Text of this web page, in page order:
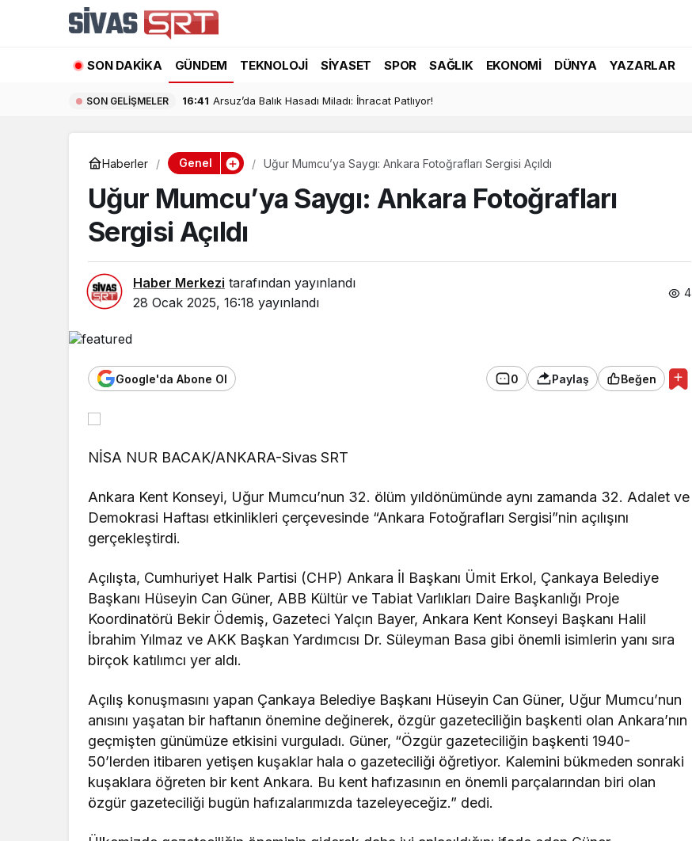
SON DAKIKA GÜNDEM TEKNOLOJI SIYASET SPOR SAĞLIK EKONOMI DÜNYA YAZARLAR
SON GELIŞMELER 16:41 Arsuz’da Balık Hasadı Miladı: İhracat Patlıyor!
Haberler Genel Uğur Mumcu’ya Saygı: Ankara Fotoğrafları Sergisi Açıldı
Uğur Mumcu’ya Saygı: Ankara Fotoğrafları
Sergisi Açıldı
Haber Merkezi tarafından yayınlandı
28 Ocak 2025, 16:18 yayınlandı
4
Google'da Abone Ol 0 Paylaş Beğen
NİSA NUR BACAK/ANKARA-Sivas SRT
Ankara Kent Konseyi, Uğur Mumcu’nun 32. ölüm yıldönümünde aynı zamanda 32. Adalet ve
Demokrasi Haftası etkinlikleri çerçevesinde “Ankara Fotoğrafları Sergisi”nin açılışını
gerçekleştirdi.
Açılışta, Cumhuriyet Halk Partisi (CHP) Ankara İl Başkanı Ümit Erkol, Çankaya Belediye
Başkanı Hüseyin Can Güner, ABB Kültür ve Tabiat Varlıkları Daire Başkanlığı Proje
Koordinatörü Bekir Ödemiş, Gazeteci Yalçın Bayer, Ankara Kent Konseyi Başkanı Halil
İbrahim Yılmaz ve AKK Başkan Yardımcısı Dr. Süleyman Basa gibi önemli isimlerin yanı sıra
birçok katılımcı yer aldı.
Açılış konuşmasını yapan Çankaya Belediye Başkanı Hüseyin Can Güner, Uğur Mumcu’nun
anısını yaşatan bir haftanın önemine değinerek, özgür gazeteciliğin başkenti olan Ankara’nın
geçmişten günümüze etkisini vurguladı. Güner, “Özgür gazeteciliğin başkenti 1940-
50’lerden itibaren yetişen kuşaklar hala o gazeteciliği öğretiyor. Kalemini bükmeden sonraki
kuşaklara öğreten bir kent Ankara. Bu kent hafızasının en önemli parçalarından biri olan
özgür gazeteciliği bugün hafızalarımızda tazeleyeceğiz.” dedi.